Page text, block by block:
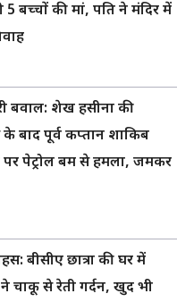
5 बच्चों की मां, पति ने मंदिर में
बवाल: शेख हसीना की
बाद पूर्व कप्तान शाकिब
पेट्रोल बम से हमला, जमकर
बीसीए छात्रा की घर में
चाकू से रेती गर्दन, खुद भी